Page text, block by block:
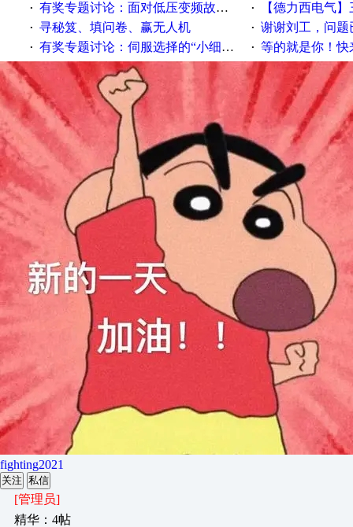
· 有奖专题讨论：面对低压变频故障，老手是这样解决的！ · 【德力西电气】三
· 寻秘笈、填问卷、赢无人机 · 谢谢刘工，问题
· 有奖专题讨论：伺服选择的“小细节大学问”奖励公告 · 等的就是你！快来
fighting2021
关注 私信
[管理员]
精华：4帖